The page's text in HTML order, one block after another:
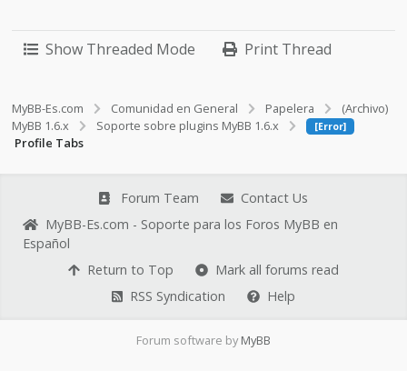
Show Threaded Mode Print Thread
MyBB-Es.com Comunidad en General Papelera
(Archivo)
MyBB 1.6.x
Soporte sobre plugins MyBB 1.6.x [Error]
Profile Tabs
Forum Team
Contact Us
MyBB-Es.com - Soporte para los Foros MyBB en
Español
Return to Top
Mark all forums read
RSS Syndication
Help
Forum software by MyBB